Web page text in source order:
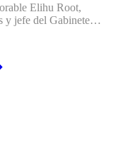
Elihu Root,
y jefe del Gabinete…